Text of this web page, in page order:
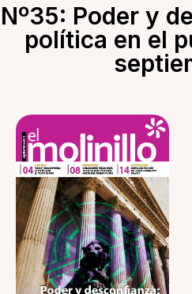
Nº35: Poder y
política en el